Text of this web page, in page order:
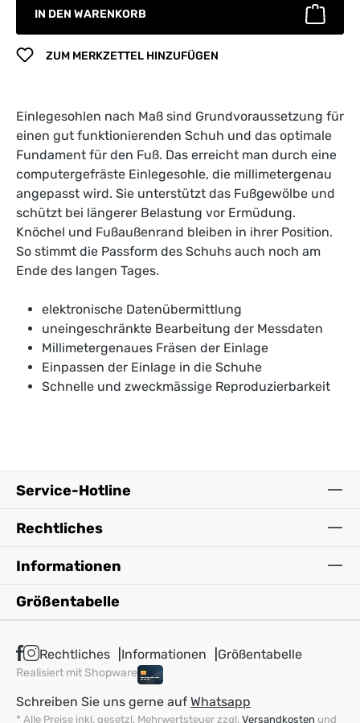
IN DEN WARENKORB
ZUM MERKZETTEL HINZUFÜGEN
Einlegesohlen nach Maß sind Grundvoraussetzung für
einen gut funktionierenden Schuh und das optimale
Fundament für den Fuß. Das erreicht man durch eine
computergefräste Einlegesohle, die millimetergenau
angepasst wird. Sie unterstützt das Fußgewölbe und
schützt bei längerer Belastung vor Ermüdung.
Knöchel und Fußaußenrand bleiben in ihrer Position.
So stimmt die Passform des Schuhs auch noch am
Ende des langen Tages.
elektronische Datenübermittlung
uneingeschränkte Bearbeitung der Messdaten
Millimetergenaues Fräsen der Einlage
Einpassen der Einlage in die Schuhe
Schnelle und zweckmässige Reproduzierbarkeit
Service-Hotline
Rechtliches
Informationen
Größentabelle
Rechtliches Informationen Größentabelle
Realisiert mit Shopware
Schreiben Sie uns gerne auf Whatsapp
* Alle Preise inkl. gesetzl. Mehrwertsteuer zzgl. Versandkosten und